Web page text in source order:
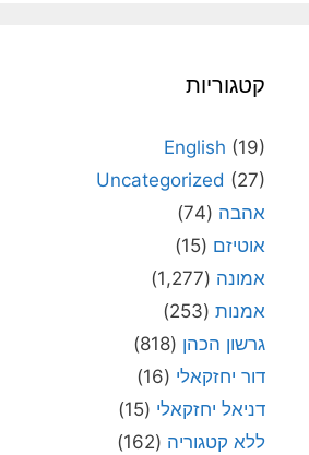
קטגוריות
English (19)
Uncategorized (27)
אהבה (74)
אוטיזם (15)
אמונה (1,277)
אמנות (253)
גרשון הכהן (818)
דור יחזקאלי (16)
דניאל יחזקאלי (15)
ללא קטגוריה (162)